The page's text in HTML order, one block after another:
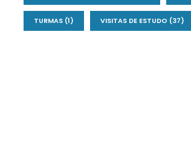
TURMAS(1) VISITAS DE ESTUDO (37)